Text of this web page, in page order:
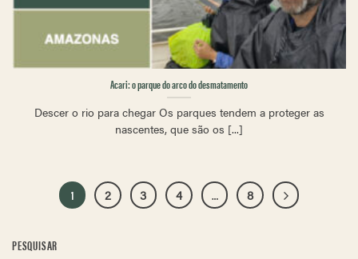
PESQUISAR
Acari: o parque do arco do desmatamento
Descer o rio para chegar Os parques tendem a proteger as
nascentes, que são os [...]
1 2 3 4 … 8